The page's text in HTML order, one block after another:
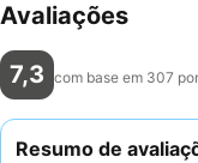
Avaliações
7,3 com base em 307
Resumo de